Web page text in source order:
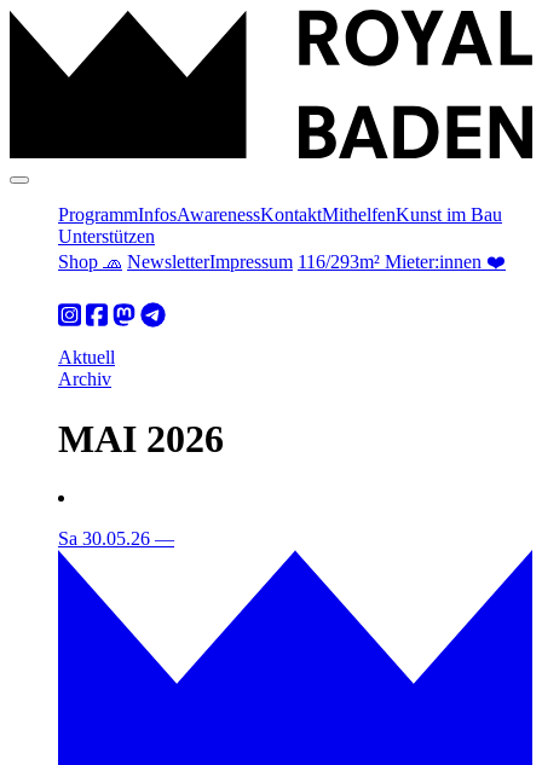
ProgrammInfosAwarenessKontaktMithelfenKunst im Bau
Unterstützen
Shop 🧢 NewsletterImpressum 116/293m² Mieter:innen ❤️
Aktuell
Archiv
MAI 2026
Sa 30.05.26 —